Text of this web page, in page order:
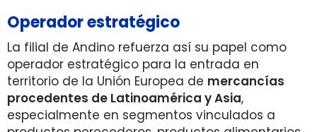
Operador estratégico
La filial de Andino refuerza así su papel como
operador estratégico para la entrada en
territorio de la Unión Europea de mercancías
procedentes de Latinoamérica y Asia,
especialmente en segmentos vinculados a